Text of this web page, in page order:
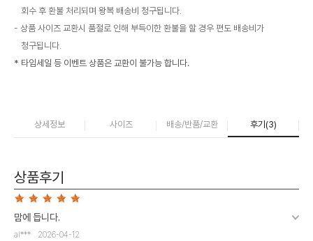
회수 후 환불 처리되며 왕복 배송비 청구됩니다.
상품 사이즈 교환시 품절로 인해 부득이한 환불을 할 경우 편도 배송비가
청구됩니다.
* 타임세일 등 이벤트 상품은 교환이 불가능 합니다.
상세정보 사이즈 배송/반품/교환 후기(3)
상품후기
맘에 듭니다.
al*** 2026-04-12